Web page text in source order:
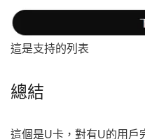
這是支持的列表
總結
這個是U卡，對有U的用戶